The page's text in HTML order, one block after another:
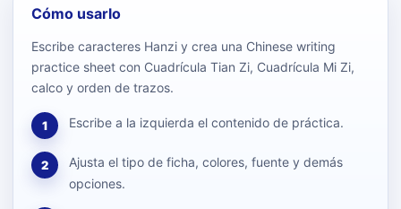
Cómo usarlo
Escribe caracteres Hanzi y crea una Chinese writing
practice sheet con Cuadrícula Tian Zi, Cuadrícula Mi Zi,
calco y orden de trazos.
1 Escribe a la izquierda el contenido de práctica.
2
Ajusta el tipo de ficha, colores, fuente y demás
opciones.